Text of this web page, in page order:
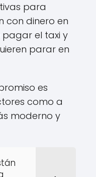
para
con dinero en
el taxi y
parar en
es
como a
moderno y